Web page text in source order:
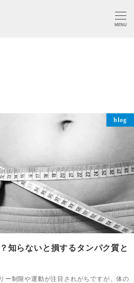
MENU
blog
知らないと損するタンパク質と
ー制限や運動が注目されがちですが、体の